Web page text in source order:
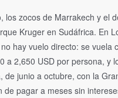
zocos de Marrakech y el
Kruger en Sudáfrica. En
hay vuelo directo: se vuela
a 2,650 USD por persona, y
junio a octubre, con la
pagar a meses sin